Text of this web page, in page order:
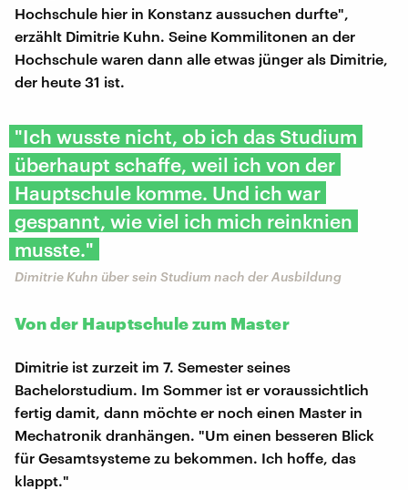
Hochschule hier in Konstanz aussuchen durfte",
erzählt Dimitrie Kuhn. Seine Kommilitonen an der
Hochschule waren dann alle etwas jünger als Dimitrie,
der heute 31 ist.
"Ich wusste nicht, ob ich das Studium
überhaupt schaffe, weil ich von der
Hauptschule komme. Und ich war
gespannt, wie viel ich mich reinknien
musste."
Dimitrie Kuhn über sein Studium nach der Ausbildung
Von der Hauptschule zum Master
Dimitrie ist zurzeit im 7. Semester seines
Bachelorstudium. Im Sommer ist er voraussichtlich
fertig damit, dann möchte er noch einen Master in
Mechatronik dranhängen. "Um einen besseren Blick
für Gesamtsysteme zu bekommen. Ich hoffe, das
klappt."